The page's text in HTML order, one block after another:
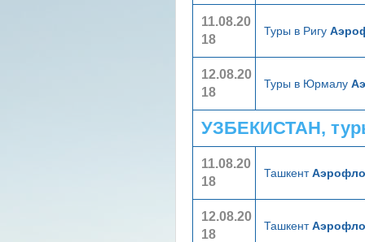
11.08.20
18
Туры в Ригу
12.08.20
18
Туры в Юрмалу
УЗБЕКИСТАН,
11.08.20
18
Ташкент
12.08.20
18
Ташкент